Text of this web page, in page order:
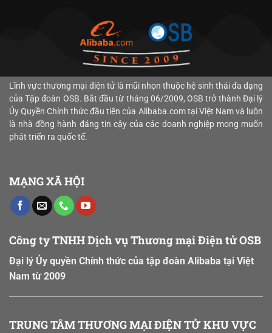
Lĩnh vực thương mại điện tử là mũi nhọn thuộc hệ sinh thái đa dạng
của Tập đoàn OSB. Bắt đầu từ tháng 06/2009, OSB trở thành Đại lý
Ủy Quyền Chính thức đầu tiên của Alibaba.com tại Việt Nam và luôn
là nhà đồng hành đáng tin cậy của các doanh nghiệp mong muốn
phát triển ra quốc tế.
MẠNG XÃ HỘI
Công ty TNHH Dịch vụ Thương mại Điện tử OSB
Đại lý Ủy quyền Chính thức của tập đoàn Alibaba tại Việt
Nam từ 2009
TRUNG TÂM THƯƠNG MẠI ĐIỆN TỬ KHU VỰC